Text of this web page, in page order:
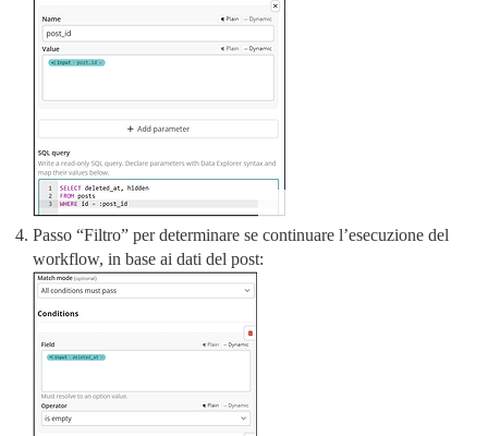
Passo “Filtro” per determinare se continuare l’esecuzione del
workflow, in base ai dati del post: